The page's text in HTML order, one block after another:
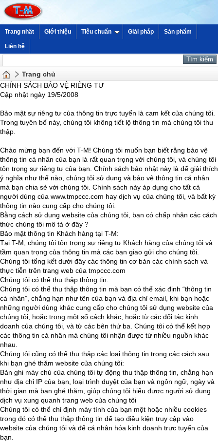
Trang nhất Giới thiệu Tiêu chuẩn Giải pháp Sản phẩm
Liên hệ
Trang chủ
CHÍNH SÁCH BẢO VỆ RIÊNG TƯ
Cập nhật ngày 19/5/2008
Bảo mật sự riêng tư của thông tin trực tuyến là cam kết của chúng tôi.
Trong tuyên bố này, chúng tôi không tiết lộ thông tin mà chúng tôi thu
thập.
Chào mừng bạn đến với T-M! Chúng tôi muốn bạn biết rằng bảo vệ
thông tin cá nhân của bạn là rất quan trọng với chúng tôi, và chúng tôi
tôn trọng sự riêng tư của bạn. Chính sách bảo nhật này là để giải thích
ý nghĩa như thế nào, chúng tôi sử dụng và bảo vệ thông tin cá nhân
mà bạn chia sẻ với chúng tôi. Chính sách này áp dụng cho tất cả
người dùng của www.tmpccc.com hay dịch vụ của chúng tôi, và bất kỳ
thông tin nào cung cấp cho chúng tôi.
Bằng cách sử dụng website của chúng tôi, bạn có chấp nhận các cách
thức chúng tôi mô tả ở đây ?
Bảo mật thông tin Khách hàng tại T-M:
Tại T-M, chúng tôi tôn trọng sự riêng tư Khách hàng của chúng tôi và
tầm quan trọng của thông tin mà các bạn giao gửi cho chúng tôi.
Chúng tôi tổng kết dưới đây các thông tin cơ bản các chính sách và
thực tiễn trên trang web của tmpccc.com
Chúng tôi có thể thu thập thông tin:
Chúng tôi có thể thu thập thông tin mà bạn có thể xác định “thông tin
cá nhân”, chẳng hạn như tên của bạn và địa chỉ email, khi bạn hoặc
những người dùng khác cung cấp cho chúng tôi sử dụng website của
chúng tôi, hoặc trong một số cách khác, hoặc từ các đối tác kinh
doanh của chúng tôi, và từ các bên thứ ba. Chúng tôi có thể kết hợp
các thông tin cá nhân mà chúng tôi nhận được từ nhiều nguồn khác
nhau.
Chúng tôi cũng có thể thu thập các loại thông tin trong các cách sau
khi bạn ghé thăm website của chúng tôi:
Bản ghi máy chủ của chúng tôi tự động thu thập thông tin, chẳng hạn
như địa chỉ IP của bạn, loại trình duyệt của bạn và ngôn ngữ, ngày và
thời gian mà bạn ghé thăm, giúp chúng tôi hiểu được người sử dụng
dịch vụ xung quanh trang web của chúng tôi
Chúng tôi có thể chỉ định máy tính của bạn một hoặc nhiều cookies
trong đó có thể thu thập thông tin để tạo điều kiện truy cập vào
website của chúng tôi và để cá nhân hóa kinh doanh trực tuyến của
bạn.